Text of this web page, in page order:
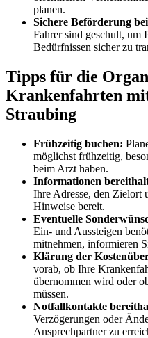
planen.
Sichere Beförderung
Fahrer sind geschult, um
Bedürfnissen sicher zu
Tipps für die
Krankenfahrten
Straubing
Frühzeitig buchen:
möglichst frühzeitig,
beim Arzt haben.
Informationen
Ihre Adresse, den Zielort
Hinweise bereit.
Eventuelle
Ein- und Aussteigen
mitnehmen, informieren
Klärung der
vorab, ob Ihre
übernommen wird oder
müssen.
Notfallkontakte
Verzögerungen oder
Ansprechpartner zu